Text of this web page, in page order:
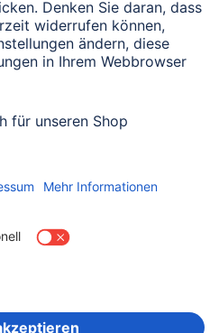
Sie, dass Sie unsere
Formulardatenverarbeitung zur
wählen